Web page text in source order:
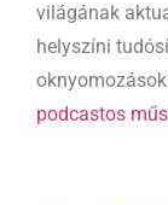
világának
helyszíni
podcastos